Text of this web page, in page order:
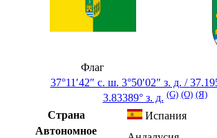
Флаг
37°11′42″ с. ш. 3°50′02″ з. д. /
3.83389° з. д. (G) (O) (Я)
Страна
Испания
Автономное